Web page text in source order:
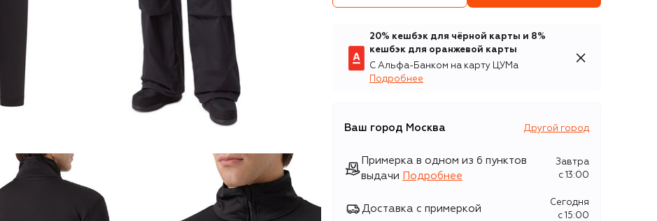
20% кешбэк для чёрной карты и 8%
кешбэк для оранжевой карты
С Альфа-Банком на карту ЦУМа
Подробнее
Ваш город Москва Другой город
Примерка в одном из 6 пунктов
выдачи
Подробнее
Завтра
c 13:00
Доставка с примеркой
Сегодня
c 15:00